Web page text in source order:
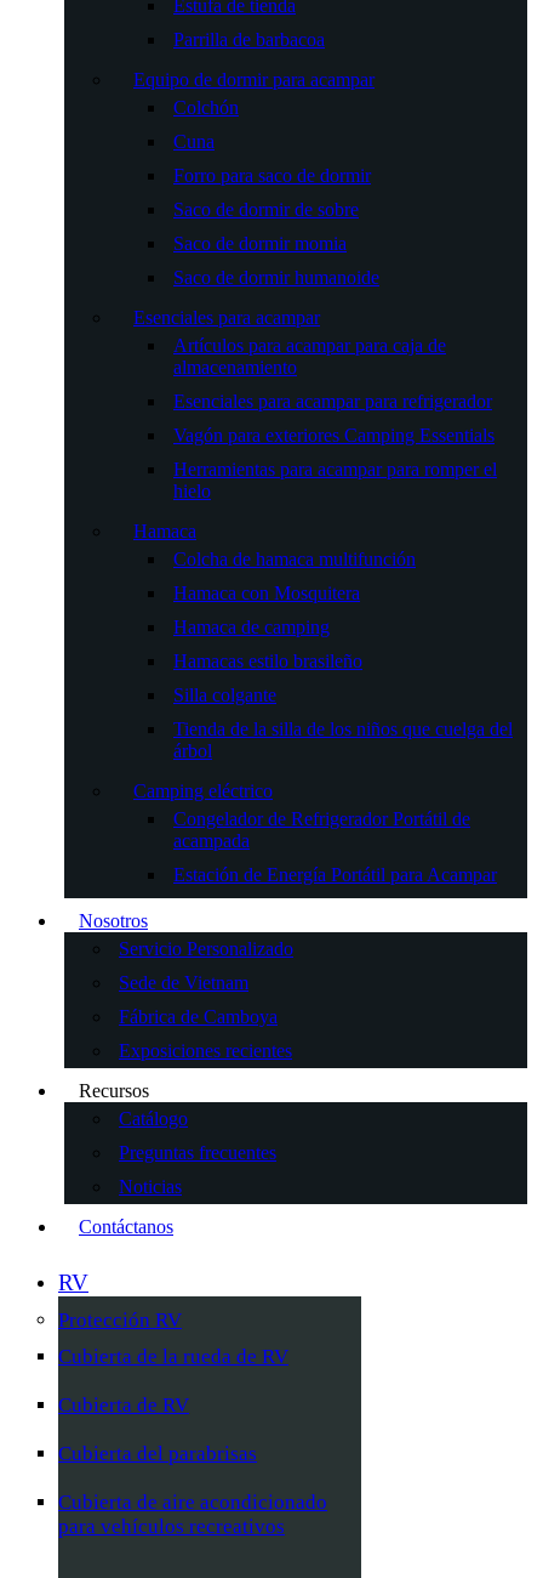
Estufa de tienda
Parrilla de barbacoa
Equipo de dormir para acampar
Colchón
Cuna
Forro para saco de dormir
Saco de dormir de sobre
Saco de dormir momia
Saco de dormir humanoide
Esenciales para acampar
Artículos para acampar para caja de
almacenamiento
Esenciales para acampar para refrigerador
Vagón para exteriores Camping Essentials
Herramientas para acampar para romper el
hielo
Hamaca
Colcha de hamaca multifunción
Hamaca con Mosquitera
Hamaca de camping
Hamacas estilo brasileño
Silla colgante
Tienda de la silla de los niños que cuelga del
árbol
Camping eléctrico
Congelador de Refrigerador Portátil de
acampada
Estación de Energía Portátil para Acampar
Nosotros
Servicio Personalizado
Sede de Vietnam
Fábrica de Camboya
Exposiciones recientes
Recursos
Catálogo
Preguntas frecuentes
Noticias
Contáctanos
RV
Protección RV
Cubierta de la rueda de RV
Cubierta de RV
Cubierta del parabrisas
Cubierta de aire acondicionado
para vehículos recreativos